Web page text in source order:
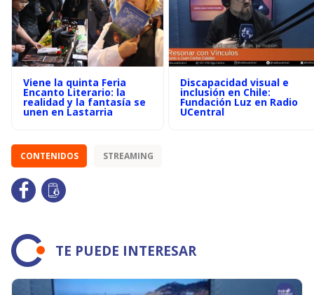
Viene la quinta Feria
Encanto Literario: la
realidad y la fantasía se
unen en Lastarria
Discapacidad visual e
inclusión en Chile:
Fundación Luz en Radio
UCentral
CONTENIDOS STREAMING
TE PUEDE INTERESAR